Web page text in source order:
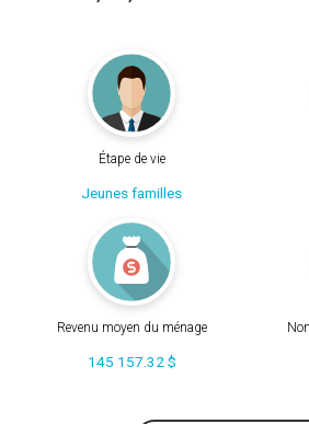
Étape de vie
Jeunes familles
Revenu moyen du ménage
145 157.32 $